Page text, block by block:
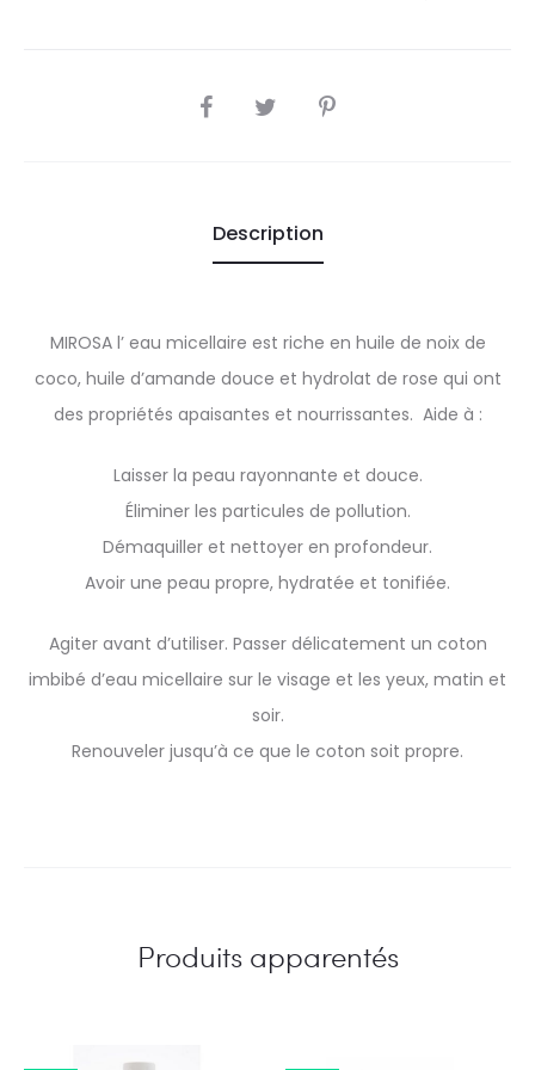
SHARE
Description
MIROSA l’ eau micellaire est riche en huile de noix de
coco, huile d’amande douce et hydrolat de rose qui ont
des propriétés apaisantes et nourrissantes. Aide à :
Laisser la peau rayonnante et douce.
Éliminer les particules de pollution.
Démaquiller et nettoyer en profondeur.
Avoir une peau propre, hydratée et tonifiée.
Agiter avant d’utiliser. Passer délicatement un coton
imbibé d’eau micellaire sur le visage et les yeux, matin et
soir.
Renouveler jusqu’à ce que le coton soit propre.
Produits apparentés